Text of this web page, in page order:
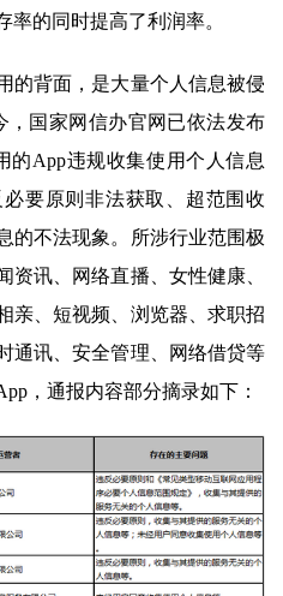
率的同时提高了利润率。
的背面，是大量个人信息被侵
，国家网信办官网已依法发布
的App违规收集使用个人信息
要原则非法获取、超范围收
的不法现象。所涉行业范围极
资讯、网络直播、女性健康、
亲、短视频、浏览器、求职招
通讯、安全管理、网络借贷等
，通报内容部分摘录如下：